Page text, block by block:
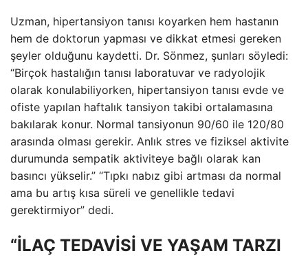
Uzman, hipertansiyon tanısı koyarken hem hastanın
hem de doktorun yapması ve dikkat etmesi gereken
şeyler olduğunu kaydetti. Dr. Sönmez, şunları söyledi:
“Birçok hastalığın tanısı laboratuvar ve radyolojik
olarak konulabiliyorken, hipertansiyon tanısı evde ve
ofiste yapılan haftalık tansiyon takibi ortalamasına
bakılarak konur. Normal tansiyonun 90/60 ile 120/80
arasında olması gerekir. Anlık stres ve fiziksel aktivite
durumunda sempatik aktiviteye bağlı olarak kan
basıncı yükselir.” “Tıpkı nabız gibi artması da normal
ama bu artış kısa süreli ve genellikle tedavi
gerektirmiyor” dedi.
“İLAÇ TEDAVİSİ VE YAŞAM TARZI